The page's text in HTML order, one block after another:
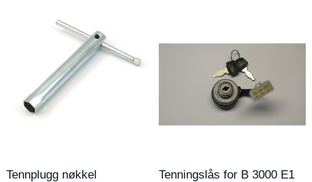
Tennplugg nøkkel Tenningslås for B 3000 E1